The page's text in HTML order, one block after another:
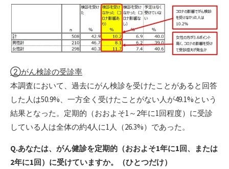
②がん検診の受診率
本調査において、過去にがん検診を受けたことがあると回答
した人は50.9%、一方全く受けたことがない人が49.1%という
結果となった。定期的（おおよそ1～2年に1回程度）に受診
している人は全体の約4人に1人（26.3%）であった。
Q.あなたは、がん健診を定期的（おおよそ1年に1回、または
2年に1回）に受けていますか。（ひとつだけ）